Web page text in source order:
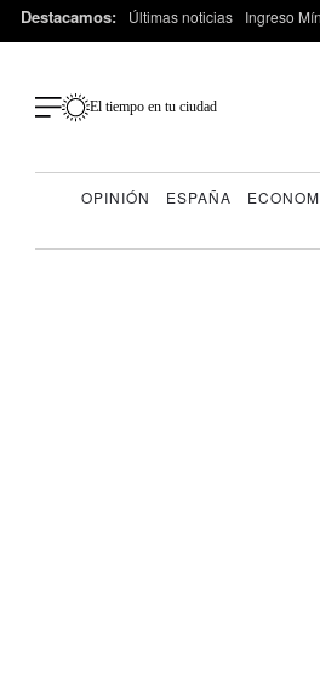
Destacamos: Últimas noticias Ingreso
El tiempo en tu ciudad
OPINIÓN ESPAÑA